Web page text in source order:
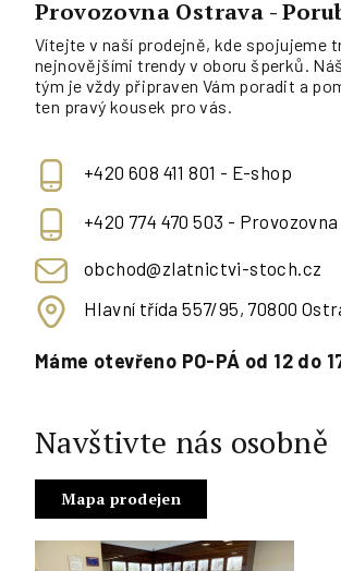
Provozovna Ostrava -
Vítejte v naší prodejně, kde spojujeme
nejnovějšími trendy v oboru šperků.
tým je vždy připraven Vám poradit a
ten pravý kousek pro vás.
+420 608 411 801 - E-shop
+420 774 470 503 - Provozovna
obchod@zlatnictvi-stoch.cz
Hlavní třída 557/95, 70800
Máme otevřeno PO-PÁ od 12 do
Navštivte nás osobně
Mapa prodejen